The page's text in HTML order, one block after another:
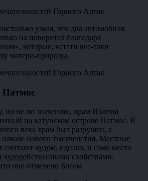
узкая, что два автомобиля
на поворотах благодаря
которые, кстати все-таки
матери-природы.
Патмос
но не по значению, храм Иоанна
на катунском острове Патмос. В
века храм был разрушен, а
нового тысячелетия. Местные
считают чудом, однако, и само место
чудодейственными свойствами.
оно отмечено Богом.